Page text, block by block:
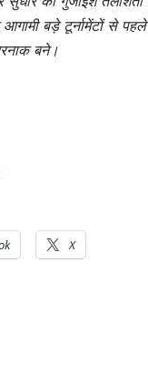
आगामी बड़े टूर्नामेंटों से
बने।
X